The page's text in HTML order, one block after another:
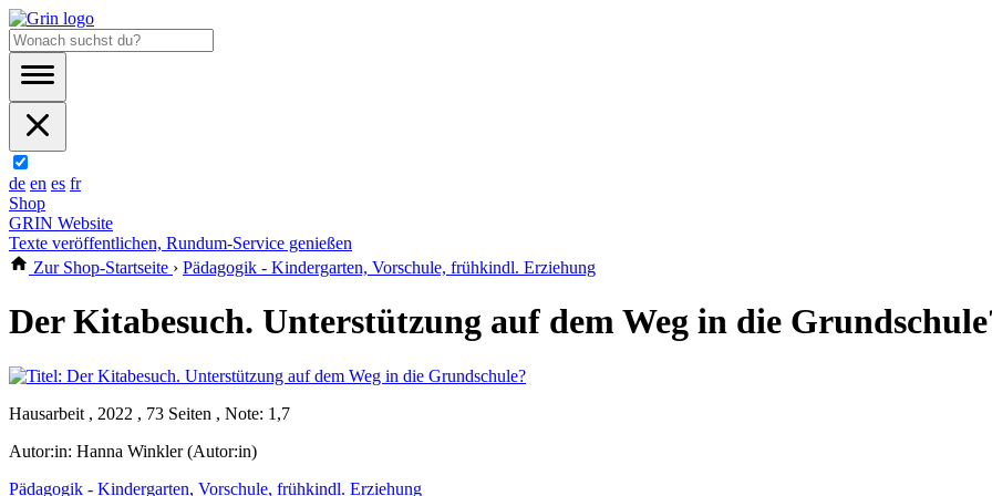
de en es fr
Shop
GRIN Website
Texte veröffentlichen, Rundum-Service genießen
Zur Shop-Startseite › Pädagogik - Kindergarten, Vorschule, frühkindl. Erziehung
Der Kitabesuch. Unterstützung auf dem Weg in die
Hausarbeit , 2022 , 73 Seiten , Note: 1,7
Autor:in: Hanna Winkler (Autor:in)
Pädagogik - Kindergarten, Vorschule, frühkindl. Erziehung